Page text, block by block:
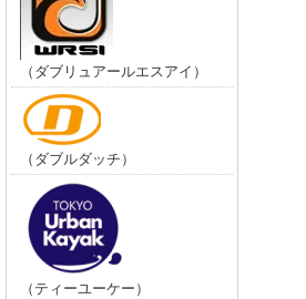
（ダブリュアールエスアイ）
（ダブルダッチ）
（ティーユーケー）